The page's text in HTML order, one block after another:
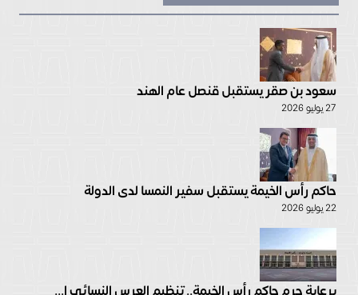
سعود بن صقر يستقبل قنصل عام الهند
27 يوليو 2026
حاكم رأس الخيمة يستقبل سفير النمسا لدى الدولة
22 يوليو 2026
برعاية حرم حاكم رأس الخيمة.. تنظيم العرس النسائي ا...